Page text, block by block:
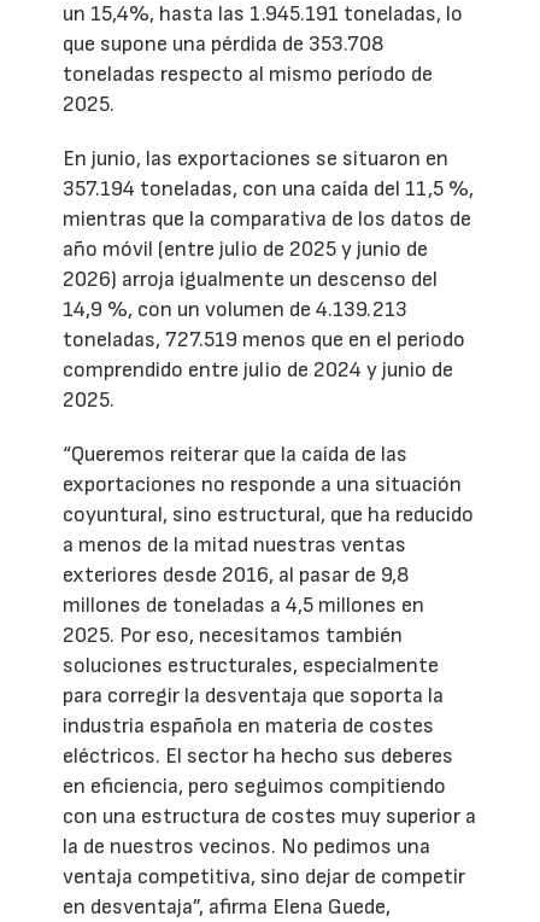
un 15,4%, hasta las 1.945.191 toneladas, lo
que supone una pérdida de 353.708
toneladas respecto al mismo período de
2025.
En junio, las exportaciones se situaron en
357.194 toneladas, con una caída del 11,5 %,
mientras que la comparativa de los datos de
año móvil (entre julio de 2025 y junio de
2026) arroja igualmente un descenso del
14,9 %, con un volumen de 4.139.213
toneladas, 727.519 menos que en el periodo
comprendido entre julio de 2024 y junio de
2025.
“Queremos reiterar que la caída de las
exportaciones no responde a una situación
coyuntural, sino estructural, que ha reducido
a menos de la mitad nuestras ventas
exteriores desde 2016, al pasar de 9,8
millones de toneladas a 4,5 millones en
2025. Por eso, necesitamos también
soluciones estructurales, especialmente
para corregir la desventaja que soporta la
industria española en materia de costes
eléctricos. El sector ha hecho sus deberes
en eficiencia, pero seguimos compitiendo
con una estructura de costes muy superior a
la de nuestros vecinos. No pedimos una
ventaja competitiva, sino dejar de competir
en desventaja”, afirma Elena Guede,